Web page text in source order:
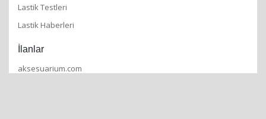
Lastik Testleri
Lastik Haberleri
İlanlar
aksesuarium.com